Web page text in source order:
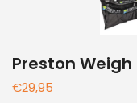
Preston Weigh
€29,95